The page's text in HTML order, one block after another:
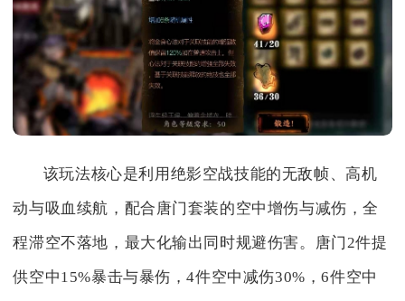
该玩法核心是利用绝影空战技能的无敌帧、高机
动与吸血续航，配合唐门套装的空中增伤与减伤，全
程滞空不落地，最大化输出同时规避伤害。唐门2件提
供空中15%暴击与暴伤，4件空中减伤30%，6件空中